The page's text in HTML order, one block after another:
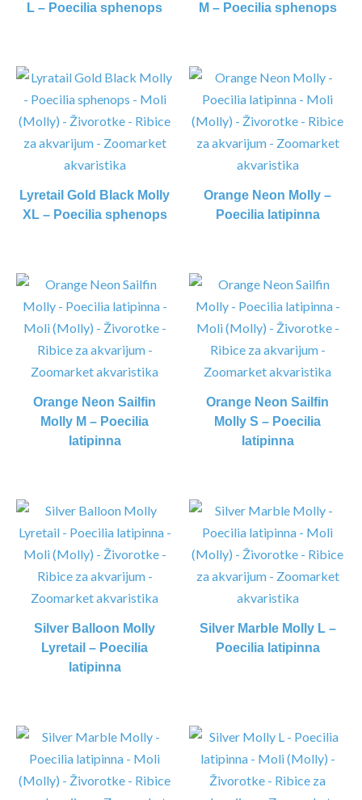
L – Poecilia sphenops
M – Poecilia sphenops
Lyretail Gold Black Molly
XL – Poecilia sphenops
Orange Neon Molly –
Poecilia latipinna
Orange Neon Sailfin
Molly M – Poecilia
latipinna
Orange Neon Sailfin
Molly S – Poecilia
latipinna
Silver Balloon Molly
Lyretail – Poecilia
latipinna
Silver Marble Molly L –
Poecilia latipinna